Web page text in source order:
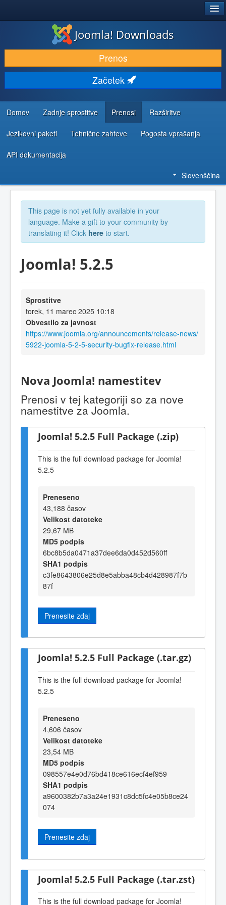
PRENESI IN RAZŠIRI
ODKRIJTE & IZVEJTE
SKUPNOST IN PODPORA
VIRI ZA RAZVIJALCE
Joomla! Downloads
Prenos
Začetek
Domov Zadnje sprostitve Prenosi Razširitve
Jezikovni paketi Tehnične zahteve Pogosta vprašanja
API dokumentacija
Slovenščina
This page is not yet fully available in your
language. Make a gift to your community by
translating it! Click here to start.
Joomla! 5.2.5
Sprostitve
torek, 11 marec 2025 10:18
Obvestilo za javnost
https://www.joomla.org/announcements/release-news/
5922-joomla-5-2-5-security-bugfix-release.html
Nova Joomla! namestitev
Prenosi v tej kategoriji so za nove
namestitve za Joomla.
Joomla! 5.2.5 Full Package (.zip)
This is the full download package for Joomla!
5.2.5
Preneseno
43,188 časov
Velikost datoteke
29,67 MB
MD5 podpis
6bc8b5da0471a37dee6da0d452d560ff
SHA1 podpis
c3fe8643806e25d8e5abba48cb4d428987f7b
87f
Prenesite zdaj
Joomla! 5.2.5 Full Package (.tar.gz)
This is the full download package for Joomla!
5.2.5
Preneseno
4,606 časov
Velikost datoteke
23,54 MB
MD5 podpis
098557e4e0d76bd418ce616ecf4ef959
SHA1 podpis
a9600382b7a3a24e1931c8dc5fc4e05b8ce24
074
Prenesite zdaj
Joomla! 5.2.5 Full Package (.tar.zst)
This is the full download package for Joomla!